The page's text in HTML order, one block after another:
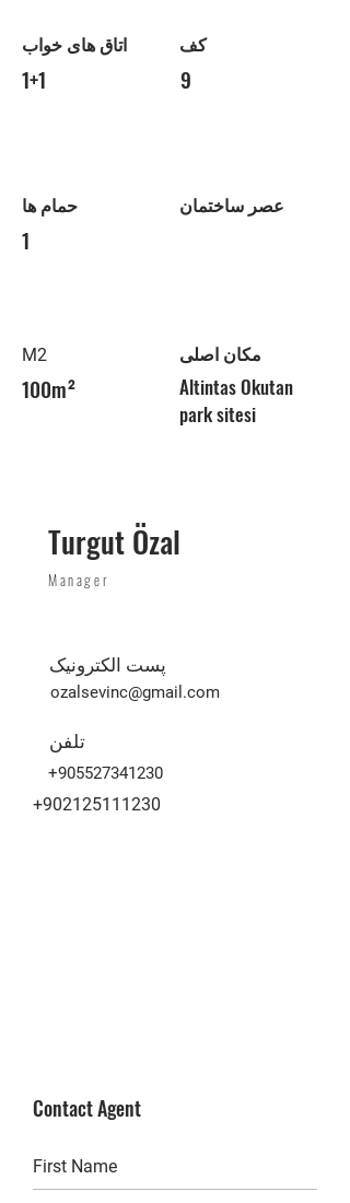
اتاق های خواب
1+1
حمام ها
1
M2
100m²
کف
9
عصر ساختمان
مکان اصلی
Altintas Okutan
park sitesi
Turgut Özal
Manager
پست الکترونیک
ozalsevinc@gmail.com
تلفن
+905527341230
+902125111230
Contact Agent